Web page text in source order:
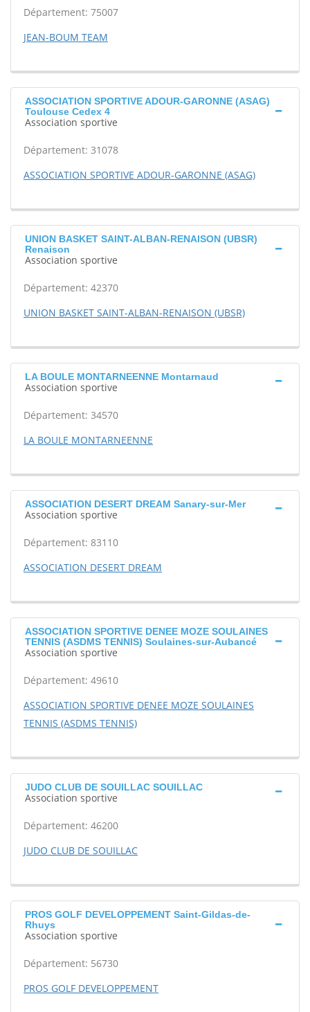
Département: 75007
JEAN-BOUM TEAM
ASSOCIATION SPORTIVE ADOUR-GARONNE (ASAG)
Toulouse Cedex 4
Association sportive
Département: 31078
ASSOCIATION SPORTIVE ADOUR-GARONNE (ASAG)
UNION BASKET SAINT-ALBAN-RENAISON (UBSR)
Renaison
Association sportive
Département: 42370
UNION BASKET SAINT-ALBAN-RENAISON (UBSR)
LA BOULE MONTARNEENNE Montarnaud
Association sportive
Département: 34570
LA BOULE MONTARNEENNE
ASSOCIATION DESERT DREAM Sanary-sur-Mer
Association sportive
Département: 83110
ASSOCIATION DESERT DREAM
ASSOCIATION SPORTIVE DENEE MOZE SOULAINES
TENNIS (ASDMS TENNIS) Soulaines-sur-Aubancé
Association sportive
Département: 49610
ASSOCIATION SPORTIVE DENEE MOZE SOULAINES
TENNIS (ASDMS TENNIS)
JUDO CLUB DE SOUILLAC SOUILLAC
Association sportive
Département: 46200
JUDO CLUB DE SOUILLAC
PROS GOLF DEVELOPPEMENT Saint-Gildas-de-
Rhuys
Association sportive
Département: 56730
PROS GOLF DEVELOPPEMENT